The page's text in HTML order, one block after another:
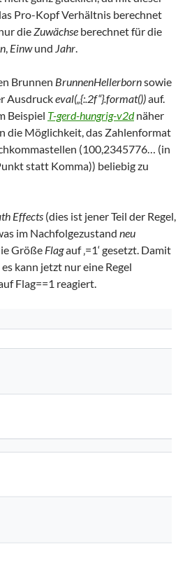
Pro-Kopf Verhältnis berechnet
dieZuwächse berechnet für die
, Einwund Jahr.
Brunnen BrunnenHellerbornsowie
Ausdruckeval(„{:.2f“}.format())auf.
Beispiel T-gerd-hungrig-v2dnäher
die Möglichkeit, das Zahlenformat
(100,2345776… (in
statt Komma)) beliebig zu
Effects (dies ist jener Teil der Regel,
im Nachfolgezustand neu
Größe Flagauf ‚=1‘ gesetzt. Damit
kann jetzt nur eine Regel
Flag==1 reagiert.